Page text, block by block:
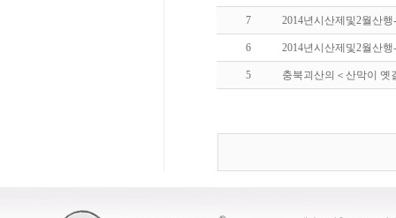
7 2014년시산제및2월산행
6 2014년시산제및2월산행
5 충북괴산의＜산막이 옛